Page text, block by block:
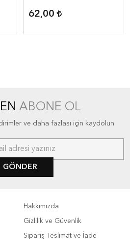
62,00
ABONE OL
ve daha fazlası için kaydolun
GÖNDER
Hakkımızda
Gizlilik ve Güvenlik
Sipariş Teslimat ve İade